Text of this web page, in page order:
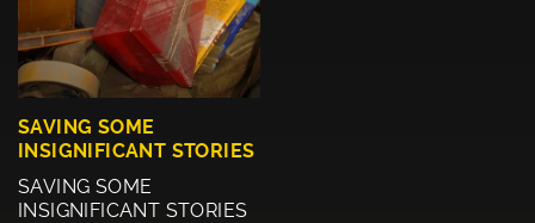
SAVING SOME
INSIGNIFICANT STORIES
SAVING SOME
INSIGNIFICANT STORIES